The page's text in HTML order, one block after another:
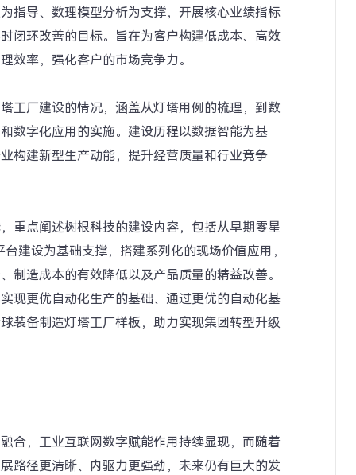
指导、数理模型分析为支撑，开展核心业绩指标
闭环改善的目标。旨在为客户构建低成本、高效
效率，强化客户的市场竞争力。
工厂建设的情况，涵盖从灯塔用例的梳理，到数
数字化应用的实施。建设历程以数据智能为基
构建新型生产动能，提升经营质量和行业竞争
重点阐述树根科技的建设内容，包括从早期零星
建设为基础支撑，搭建系列化的现场价值应用，
制造成本的有效降低以及产品质量的精益改善。
现更优自动化生产的基础、通过更优的自动化基
装备制造灯塔工厂样板，助力实现集团转型升级
合，工业互联网数字赋能作用持续显现，而随着
路径更清晰、内驱力更强劲，未来仍有巨大的发